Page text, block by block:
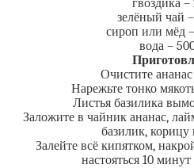
гвоздика
зелёный чай –
сироп или мёд
вода –
Очистите
Нарежьте тонко
Листья базилика
Заложите в чайник ананас,
базилик, корицу
Залейте всё кипятком,
настояться 10